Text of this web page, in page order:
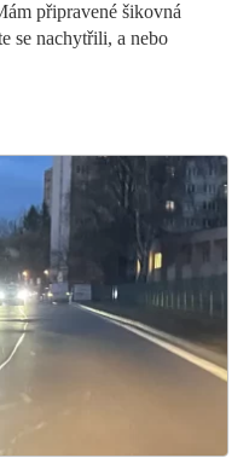
připravené šikovná
se nachytřili, a nebo